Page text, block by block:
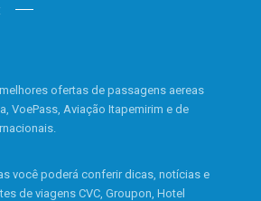
ofertas de passagens aereas
VoePass, Aviação Itapemirim e de
você poderá conferir dicas, notícias e
de viagens CVC, Groupon, Hotel